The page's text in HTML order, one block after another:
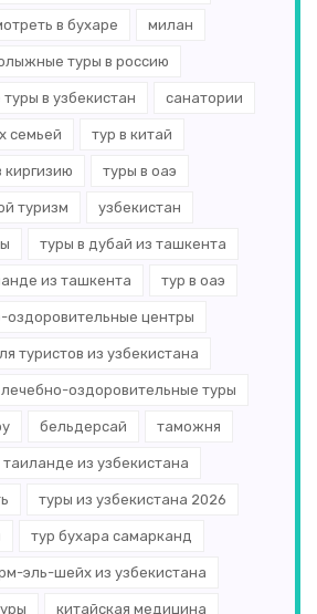
в бухаре милан
туры в россию
в узбекистан санатории
семьей тур в китай
киргизию туры в оаэ
туризм узбекистан
туры в дубай из ташкента
из ташкента тур в оаэ
оздоровительные центры
туристов из узбекистана
лечебно-оздоровительные туры
бельдерсай таможня
из узбекистана
туры из узбекистана 2026
тур бухара самарканд
эль-шейх из узбекистана
китайская медицина